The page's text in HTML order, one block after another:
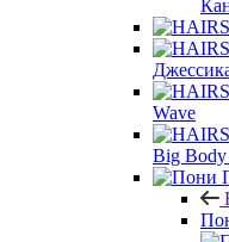
Wave
Big Body